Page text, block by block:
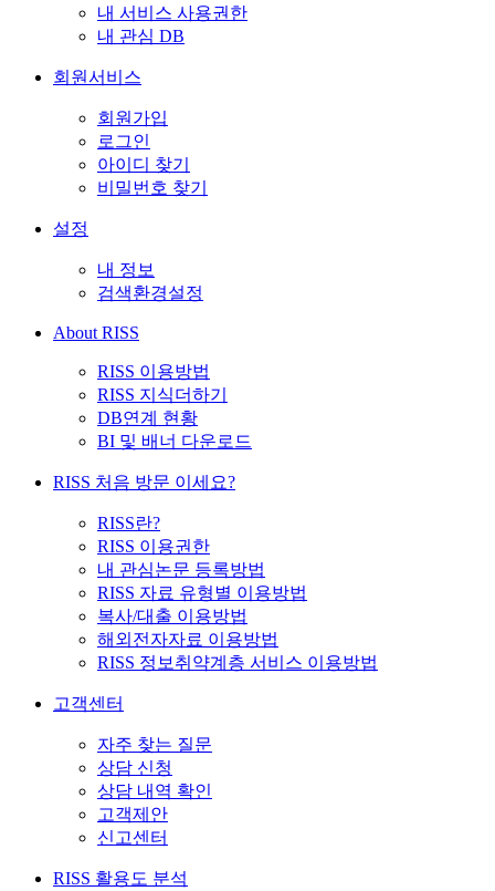
내 서비스 사용권한
내 관심 DB
회원서비스
회원가입
로그인
아이디 찾기
비밀번호 찾기
설정
내 정보
검색환경설정
About RISS
RISS 이용방법
RISS 지식더하기
DB연계 현황
BI 및 배너 다운로드
RISS 처음 방문 이세요?
RISS란?
RISS 이용권한
내 관심논문 등록방법
RISS 자료 유형별 이용방법
복사/대출 이용방법
해외전자자료 이용방법
RISS 정보취약계층 서비스 이용방법
고객센터
자주 찾는 질문
상담 신청
상담 내역 확인
고객제안
신고센터
RISS 활용도 분석